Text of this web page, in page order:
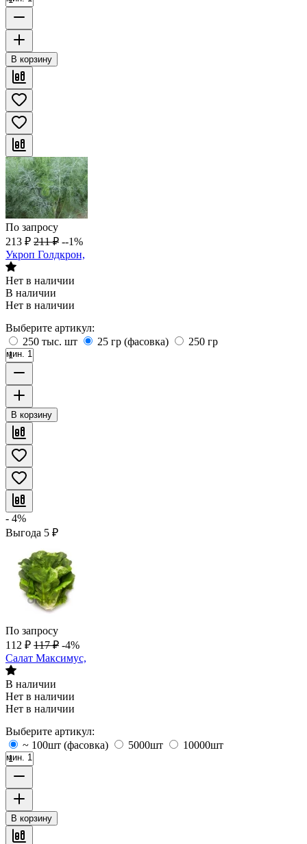
В корзину
По запросу
213 ₽ 211 ₽ --1%
Укроп Голдкрон,
Нет в наличии
В наличии
Нет в наличии
Выберите артикул:
250 тыс. шт
25 гр (фасовка) 250 гр
мин. 1
В корзину
- 4%
Выгода 5 ₽
По запросу
112 ₽ 117 ₽ -4%
Салат Максимус,
В наличии
Нет в наличии
Нет в наличии
Выберите артикул:
~ 100шт (фасовка)
5000шт 10000шт
мин. 1
В корзину